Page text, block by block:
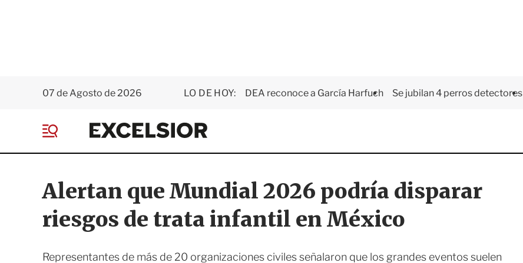
07 de Agosto de 2026 LO DE HOY: DEA reconoce a García Harfuch Se jubilan 4 perros detectores
E
x
e
i
o
e
Alertan que Mundial 2026 podría disparar
riesgos de trata infantil en México
Representantes de más de 20 organizaciones civiles señalaron que los grandes eventos suelen